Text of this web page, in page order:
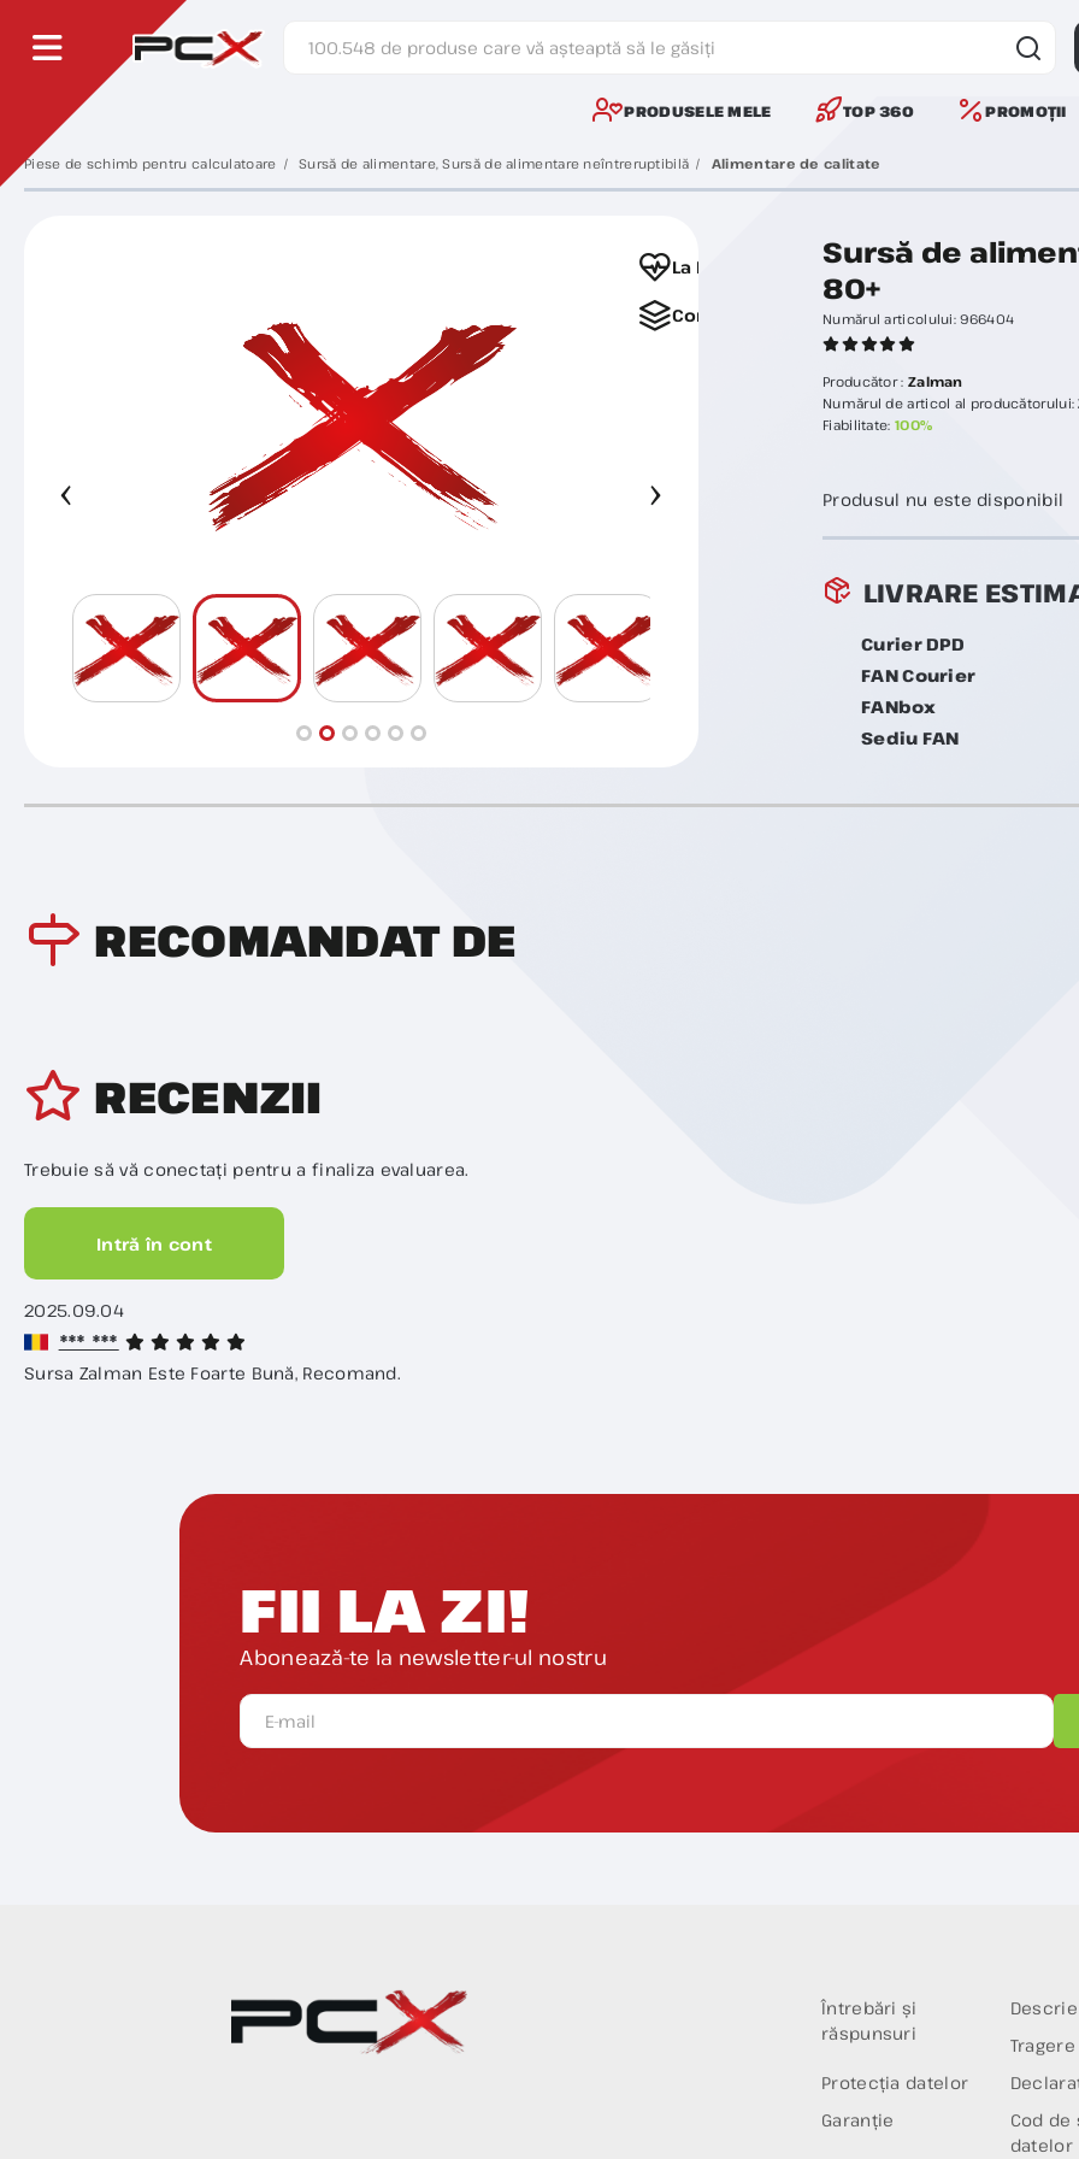
PRODUSELE MELE TOP 360 PROMOȚII
Piese de schimb pentru calculatoare Sursă de alimentare, Sursă de alimentare neîntreruptibilă Alimentare de calitate
La Favorite
Comparați
Sursă de
80+
Numărul articolului:966404
Producător : Zalman
Numărul de articol al producătorului:
Fiabilitate: 100%
Produsul nu este disponibil
LIVRARE
Curier DPD
FAN Courier
FANbox
Sediu FAN
RECOMANDAT DE
RECENZII
Trebuie să vă conectați pentru a finaliza evaluarea.
Intră în cont
2025.09.04
*** ***
Sursa Zalman Este Foarte Bună, Recomand.
FII LA ZI!
Abonează-te la newsletter-ul nostru
Întrebări și
răspunsuri
Protecția datelor
Garanție
Cod
datelor